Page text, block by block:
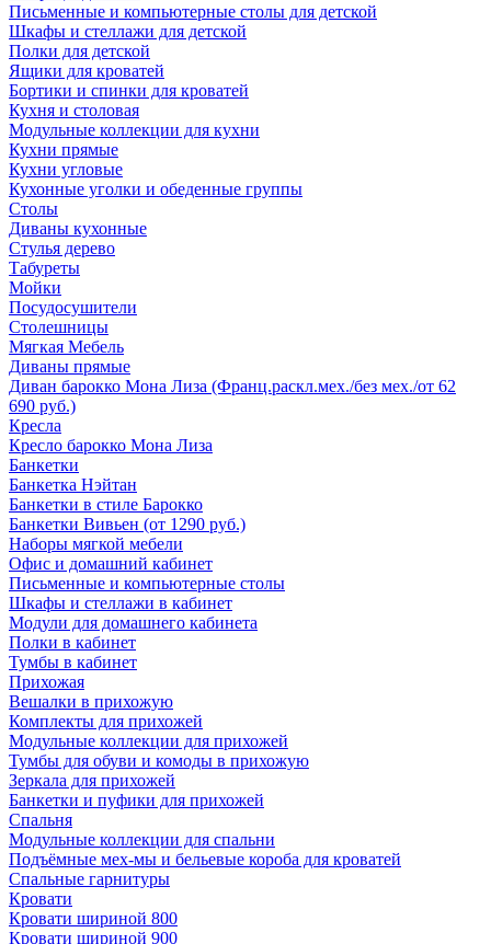
Письменные и компьютерные столы для детской
Шкафы и стеллажи для детской
Полки для детской
Ящики для кроватей
Бортики и спинки для кроватей
Кухня и столовая
Модульные коллекции для кухни
Кухни прямые
Кухни угловые
Кухонные уголки и обеденные группы
Столы
Диваны кухонные
Стулья дерево
Табуреты
Мойки
Посудосушители
Столешницы
Мягкая Мебель
Диваны прямые
Диван барокко Мона Лиза (Франц.раскл.мех./без мех./от 62
690 руб.)
Кресла
Кресло барокко Мона Лиза
Банкетки
Банкетка Нэйтан
Банкетки в стиле Барокко
Банкетки Вивьен (от 1290 руб.)
Наборы мягкой мебели
Офис и домашний кабинет
Письменные и компьютерные столы
Шкафы и стеллажи в кабинет
Модули для домашнего кабинета
Полки в кабинет
Тумбы в кабинет
Прихожая
Вешалки в прихожую
Комплекты для прихожей
Модульные коллекции для прихожей
Тумбы для обуви и комоды в прихожую
Зеркала для прихожей
Банкетки и пуфики для прихожей
Спальня
Модульные коллекции для спальни
Подъёмные мех-мы и бельевые короба для кроватей
Спальные гарнитуры
Кровати
Кровати шириной 800
Кровати шириной 900